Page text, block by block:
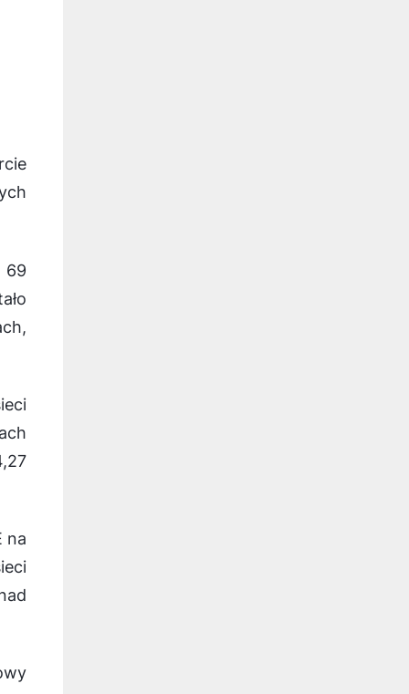
69
na